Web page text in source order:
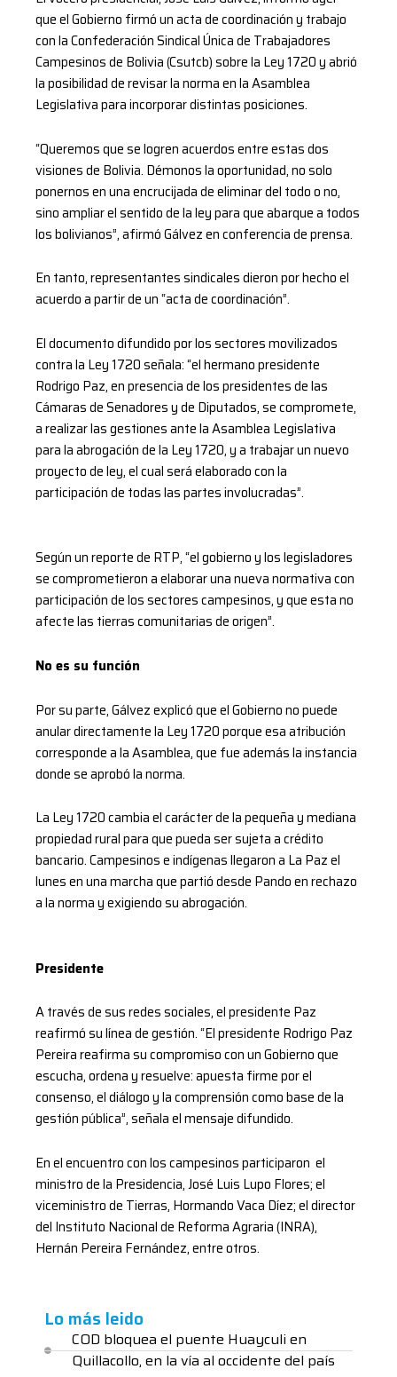
que el Gobierno firmó un acta de coordinación y trabajo
con la Confederación Sindical Única de Trabajadores
Campesinos de Bolivia (Csutcb) sobre la Ley 1720 y abrió
la posibilidad de revisar la norma en la Asamblea
Legislativa para incorporar distintas posiciones.
“Queremos que se logren acuerdos entre estas dos
visiones de Bolivia. Démonos la oportunidad, no solo
ponernos en una encrucijada de eliminar del todo o no,
sino ampliar el sentido de la ley para que abarque a todos
los bolivianos”, afirmó Gálvez en conferencia de prensa.
En tanto, representantes sindicales dieron por hecho el
acuerdo a partir de un “acta de coordinación”.
El documento difundido por los sectores movilizados
contra la Ley 1720 señala: “el hermano presidente
Rodrigo Paz, en presencia de los presidentes de las
Cámaras de Senadores y de Diputados, se compromete,
a realizar las gestiones ante la Asamblea Legislativa
para la abrogación de la Ley 1720, y a trabajar un nuevo
proyecto de ley, el cual será elaborado con la
participación de todas las partes involucradas”.
Según un reporte de RTP, “el gobierno y los legisladores
se comprometieron a elaborar una nueva normativa con
participación de los sectores campesinos, y que esta no
afecte las tierras comunitarias de origen”.
No es su función
Por su parte, Gálvez explicó que el Gobierno no puede
anular directamente la Ley 1720 porque esa atribución
corresponde a la Asamblea, que fue además la instancia
donde se aprobó la norma.
La Ley 1720 cambia el carácter de la pequeña y mediana
propiedad rural para que pueda ser sujeta a crédito
bancario. Campesinos e indígenas llegaron a La Paz el
lunes en una marcha que partió desde Pando en rechazo
a la norma y exigiendo su abrogación.
Presidente
A través de sus redes sociales, el presidente Paz
reafirmó su línea de gestión. “El presidente Rodrigo Paz
Pereira reafirma su compromiso con un Gobierno que
escucha, ordena y resuelve: apuesta firme por el
consenso, el diálogo y la comprensión como base de la
gestión pública”, señala el mensaje difundido.
En el encuentro con los campesinos participaron el
ministro de la Presidencia, José Luis Lupo Flores; el
viceministro de Tierras, Hormando Vaca Díez; el director
del Instituto Nacional de Reforma Agraria (INRA),
Hernán Pereira Fernández, entre otros.
Lo más leido
COD bloquea el puente Huayculi en
Quillacollo, en la vía al occidente del país